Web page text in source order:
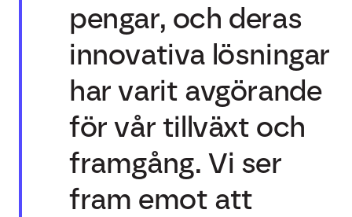
pengar, och deras
innovativa lösningar
har varit avgörande
för vår tillväxt och
framgång. Vi ser
fram emot att